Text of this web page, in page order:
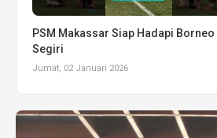
PSM Makassar Siap Hadapi Borneo
Segiri
Jumat, 02 Januari 2026